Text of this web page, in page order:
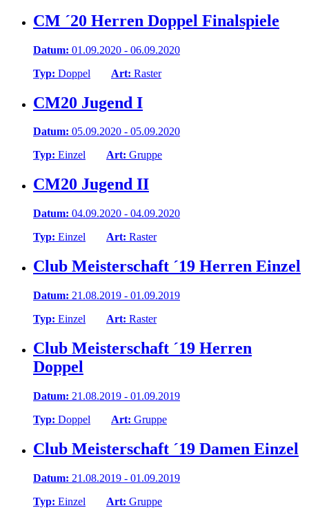
CM ´20 Herren Doppel Finalspiele
Datum: 01.09.2020 - 06.09.2020
Typ: Doppel Art: Raster
CM20 Jugend I
Datum: 05.09.2020 - 05.09.2020
Typ: Einzel Art: Gruppe
CM20 Jugend II
Datum: 04.09.2020 - 04.09.2020
Typ: Einzel Art: Raster
Club Meisterschaft ´19 Herren Einzel
Datum: 21.08.2019 - 01.09.2019
Typ: Einzel Art: Raster
Club Meisterschaft ´19 Herren
Doppel
Datum: 21.08.2019 - 01.09.2019
Typ: Doppel Art: Gruppe
Club Meisterschaft ´19 Damen Einzel
Datum: 21.08.2019 - 01.09.2019
Typ: Einzel Art: Gruppe